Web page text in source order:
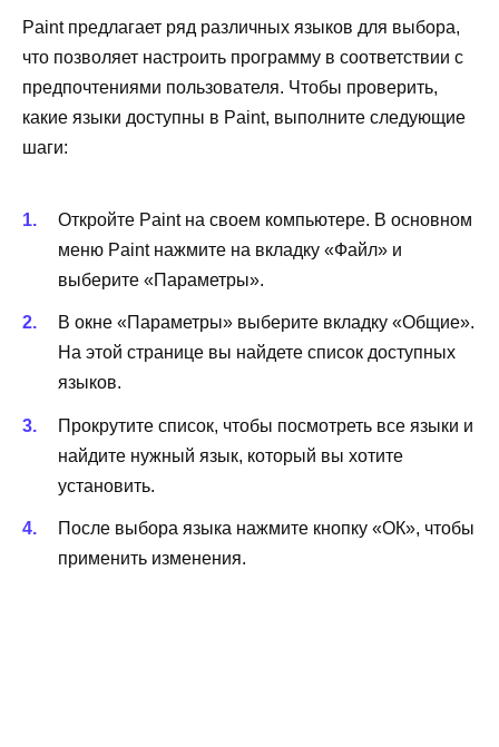
Paint предлагает ряд различных языков для выбора,
что позволяет настроить программу в соответствии с
предпочтениями пользователя. Чтобы проверить,
какие языки доступны в Paint, выполните следующие
шаги:
Откройте Paint на своем компьютере. В основном
меню Paint нажмите на вкладку «Файл» и
выберите «Параметры».
В окне «Параметры» выберите вкладку «Общие».
На этой странице вы найдете список доступных
языков.
Прокрутите список, чтобы посмотреть все языки и
найдите нужный язык, который вы хотите
установить.
После выбора языка нажмите кнопку «ОК», чтобы
применить изменения.